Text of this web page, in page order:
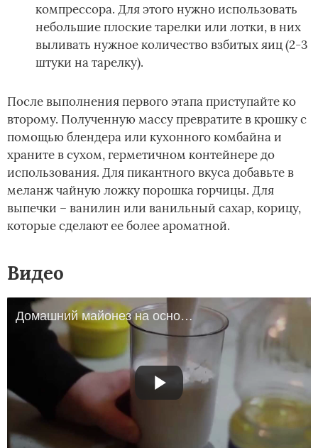
компрессора. Для этого нужно использовать
небольшие плоские тарелки или лотки, в них
выливать нужное количество взбитых яиц (2-3
штуки на тарелку).
После выполнения первого этапа приступайте ко
второму. Полученную массу превратите в крошку с
помощью блендера или кухонного комбайна и
храните в сухом, герметичном контейнере до
использования. Для пикантного вкуса добавьте в
меланж чайную ложку порошка горчицы. Для
выпечки – ванилин или ванильный сахар, корицу,
которые сделают ее более ароматной.
Видео
Домашний майонез на основе натурального перепелиного яичного порошка